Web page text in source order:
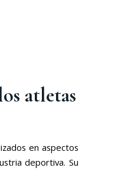
atletas
en aspectos
deportiva. Su